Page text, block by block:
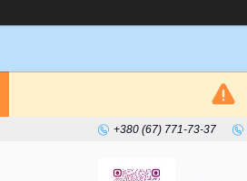
+380 (67) 771-73-37